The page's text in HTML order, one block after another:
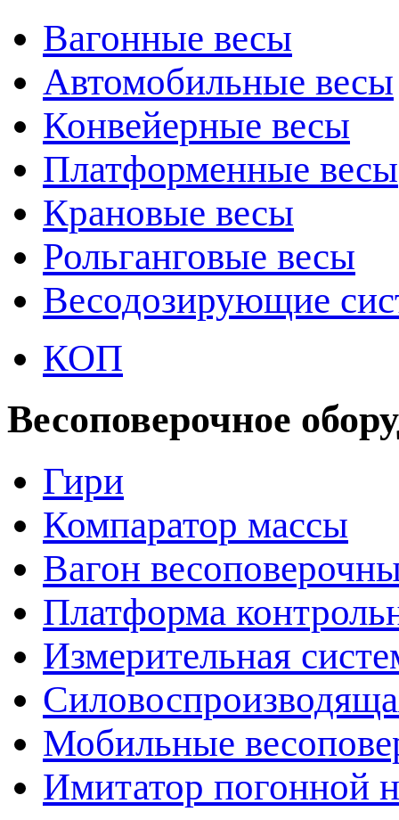
Вагонные весы
Автомобильные весы
Конвейерные весы
Платформенные весы
Крановые весы
Рольганговые весы
Весодозирующие
КОП
Весоповерочное
Гири
Компаратор массы
Вагон
Платформа
Измерительная
Мобильные
Имитатор погонной